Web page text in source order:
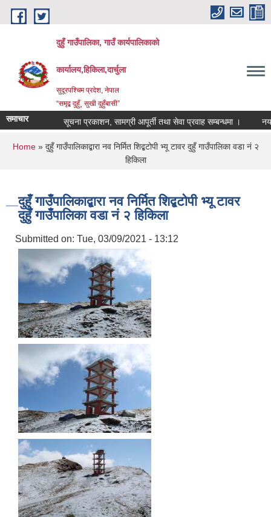
Skip to main content
दुहुँ गाउँपालिका, गाउँ कार्यपालिकाको
कार्यालय,हिकिला,दार्चुला
सुदूरपश्चिम प्रदेश, नेपाल
“समृद्ब दुहुँ¸ सुखी दुहुँबासी”
समाचार सूचना प्रकाशन, सामग्री आपूर्ती तथा सेवा प्रवाह सम्बन्धमा । नयाँ
You are here
Home» दुहुँ गाउँपालिकाद्बारा नव निर्मित शिद्बटोपी भ्यू टावर दुहुँ गाउँपालिका वडा नं २
हिकिला
दुहुँ गाउँपालिकाद्बारा नव निर्मित शिद्बटोपी भ्यू टावर
दुहुँ गाउँपालिका वडा नं २ हिकिला
Submitted on: Tue, 03/09/2021 - 13:12